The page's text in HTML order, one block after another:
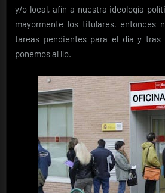
y/o local, afín a nuestra ideología
mayormente los titulares, entonces
tareas pendientes para el día y tras
ponemos al lío.